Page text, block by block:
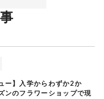
ー】入学からわずか2か
ンのフラワーショップで現